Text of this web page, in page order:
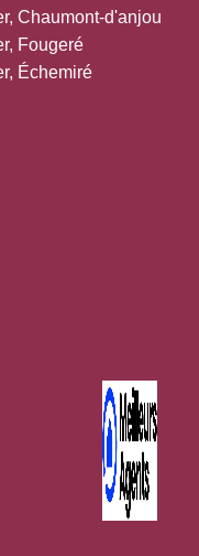
Chaumont-d'anjou
Fougeré
Échemiré